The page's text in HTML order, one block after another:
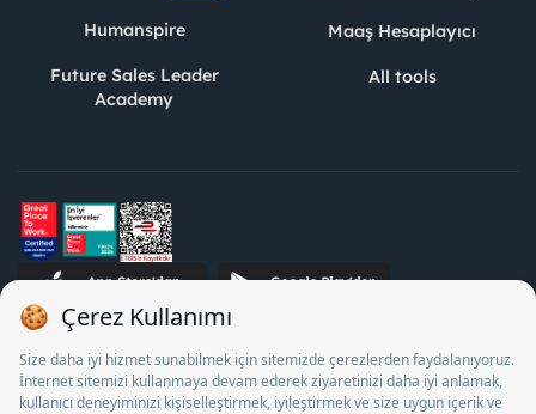
Humanspire
Future Sales Leader
Academy
Maaş Hesaplayıcı
All tools
STJ Human Resources Informatics and Consultancy Inc. as a
Private Employment Agency to operate between 13/05/2025 -